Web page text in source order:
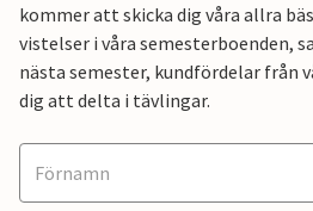
kommer att skicka dig våra allra
vistelser i våra semesterboenden,
nästa semester, kundfördelar från
dig att delta i tävlingar.